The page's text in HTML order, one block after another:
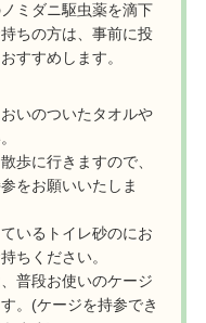
ミダニ駆虫薬を滴下
ちの方は、事前に投
すすめします。
いのついたタオルや
歩に行きますので、
をお願いいたしま
いるトイレ砂のにお
ちください。
普段お使いのケージ
。(ケージを持参でき